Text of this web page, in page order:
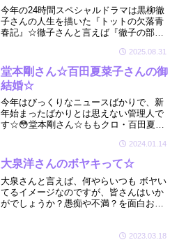
今年の24時間スペシャルドラマは黒柳徹
子さんの人生を描いた『トットの欠落青
春記』☆徹子さんと言えば『徹子の部
れているイメージがあります☆そんな黒
柳徹子さんの星を拝見しました☆🔮
2025.08.31
堂本剛さん☆百田夏菜子さんの御
結婚☆
今年はびっくりなニュースばかりで、新
年始まったばかりとは思えない管理人で
す☆😳堂本剛さん☆ももクロ・百田夏菜
2024.01.14
大泉洋さんのボヤキって☆
大泉さんと言えば、何やらいつも ボヤい
てるイメージなのですが、皆さんはいか
がでしょうか？愚痴や不満？を面白おか
んはどんな星をお持ちなのか、見てみま
2023.03.18